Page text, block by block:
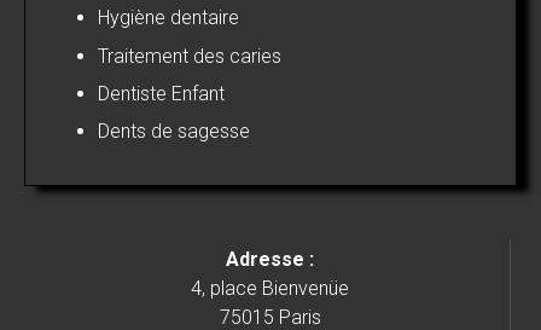
Hygiène dentaire
Traitement des caries
Dentiste Enfant
Dents de sagesse
Adresse :
4, place Bienvenüe
75015 Paris